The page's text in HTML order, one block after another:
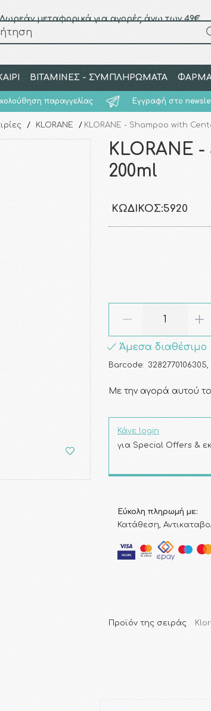
μεταφορικά για αγορές άνω των 49€
ΒΙΤΑΜΙΝΕΣ - ΣΥΜΠΛΗΡΩΜΑΤΑ
παραγγελίας Εγγραφή στο
Αναζήτηση
/ KLORANE / KLORANE - Shampoo with
KLORANE
200ml
ΚΩΔΙΚΌΣ:5920
Άμεσα διαθέσιμο
Barcode:
Με την αγορά αυτού
Κάνε login
για Special Offers &
Εύκολη πληρωμή με:
Κατάθεση,
Προϊόν της σειράς